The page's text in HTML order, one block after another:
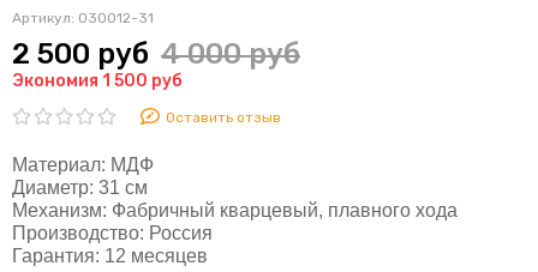
Артикул: 030012-31
2 500 руб 4 000 руб
Экономия 1 500 руб
Оставить отзыв
Материал: МДФ
Диаметр: 31 см
Механизм: Фабричный кварцевый, плавного хода
Производство: Россия
Гарантия: 12 месяцев